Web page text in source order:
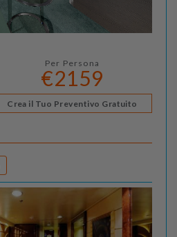
Per Persona
€2159
Crea il Tuo Preventivo Gratuito